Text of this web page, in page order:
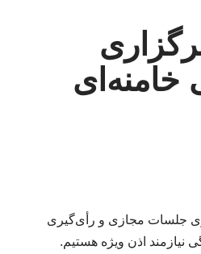
خامنه‌ای
جلسات مجازی و رأی‌گیری
نیازمند اذن ویژه هستیم.